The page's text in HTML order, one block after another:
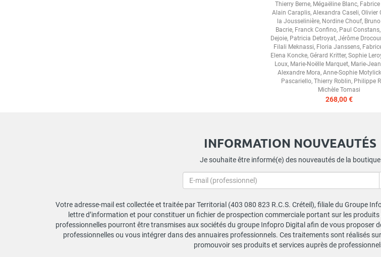
Thierry Berne, Mégaëline Blanc,
Alain Caraplis, Alexandra Caseli, Olivier
la Jousselinière, Nordine Chouf,
Bacrie, Franck Confino, Paul Constans,
Dejoie, Patricia Detroyat, Jérôme
Filali Meknassi, Floria Janssens,
Elena Koncke, Gérard Kritter, Sophie
Loux, Marie-Noëlle Marquet, Marie-
Alexandre Mora, Anne-Sophie
Pascariello, Thierry Roblin, Philippe
Michèle Tomasi
268,00 €
INFORMATION NOUVEAUTÉS
Je souhaite être informé(e) des nouveautés de la boutique
Votre adresse-mail est collectée et traitée par Territorial (403 080 823 R.C.S. Créteil), filiale du Groupe
lettre d’information et pour constituer un fichier de prospection commerciale portant sur les
professionnelles pourront être transmises aux sociétés du groupe Infopro Digital afin de vous proposer
professionnelles ou vous intégrer dans des annuaires professionnels. Ces traitements sont réalisés
promouvoir ses produits et services auprès de